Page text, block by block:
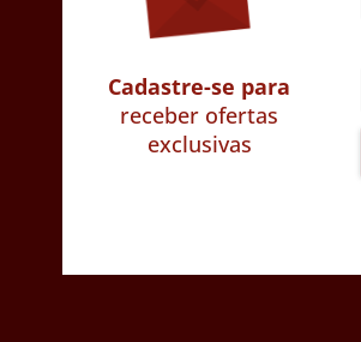
Cadastre-se para
receber ofertas
exclusivas